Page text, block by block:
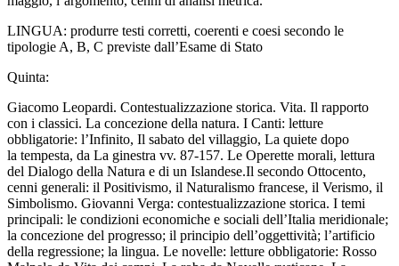
LINGUA: produrre testi corretti, coerenti e coesi secondo le
tipologie A, B, C previste dall’Esame di Stato
Quinta:
Giacomo Leopardi. Contestualizzazione storica. Vita. Il rapporto
con i classici. La concezione della natura. I Canti: letture
obbligatorie: l’Infinito, Il sabato del villaggio, La quiete dopo
la tempesta, da La ginestra vv. 87-157. Le Operette morali, lettura
del Dialogo della Natura e di un Islandese.Il secondo Ottocento,
cenni generali: il Positivismo, il Naturalismo francese, il Verismo, il
Simbolismo. Giovanni Verga: contestualizzazione storica. I temi
principali: le condizioni economiche e sociali dell’Italia meridionale;
la concezione del progresso; il principio dell’oggettività; l’artificio
della regressione; la lingua. Le novelle: letture obbligatorie: Rosso